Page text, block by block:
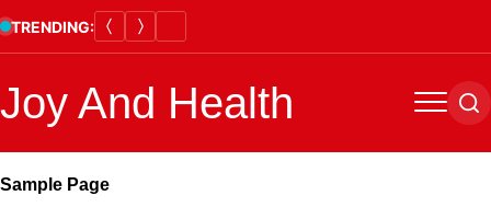
Skip
to
TRENDING:
Joy And Health Menu
Sample Page